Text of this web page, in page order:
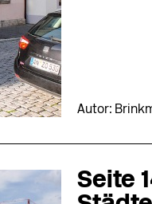
Autor:
Seite